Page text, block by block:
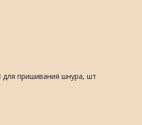
для пришивания шнура, шт